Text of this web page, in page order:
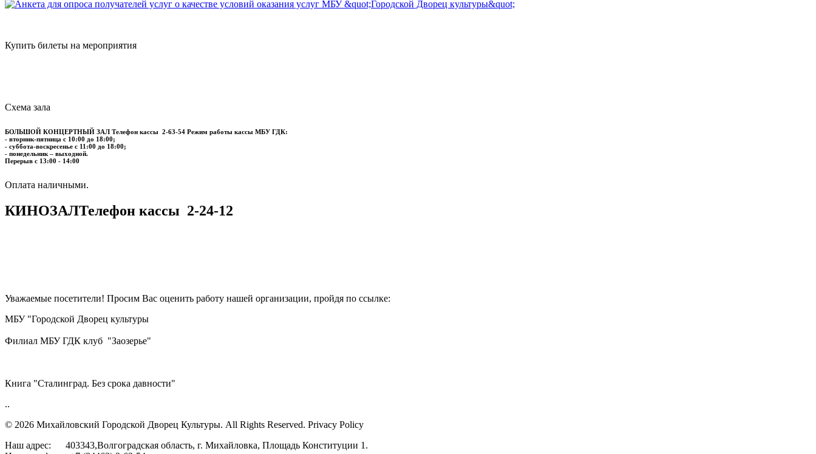
Купить билеты на мероприятия
Схема зала
БОЛЬШОЙ КОНЦЕРТНЫЙ ЗАЛ Телефон кассы 2-63-54 Режим работы кассы МБУ ГДК:
- вторник-пятница с 10:00 до 18:00;
- суббота-воскресенье с 11:00 до 18:00;
- понедельник – выходной.
Перерыв с 13:00 - 14:00
​​​​​​​Оплата наличными.
КИНОЗАЛТелефон кассы 2-24-12
Уважаемые посетители! Просим Вас оценить работу нашей организации, пройдя по ссылке:
МБУ "Городской Дворец культуры
Филиал МБУ ГДК клуб "Заозерье"
Книга "Сталинград. Без срока давности"
..
© 2026 Михайловский Городской Дворец Культуры. All Rights Reserved. Privacy Policy
Наш адрес: 403343,Волгоградская область, г. Михайловка, Площадь Конституции 1.